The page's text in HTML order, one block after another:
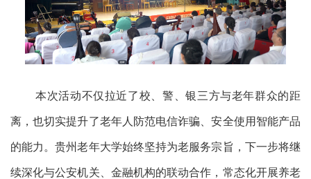
本次活动不仅拉近了校、警、银三方与老年群众的距
离，也切实提升了老年人防范电信诈骗、安全使用智能产品
的能力。贵州老年大学始终坚持为老服务宗旨，下一步将继
续深化与公安机关、金融机构的联动合作，常态化开展养老